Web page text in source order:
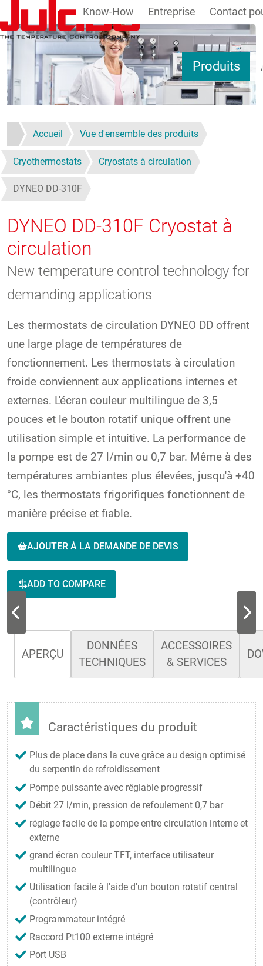
Aller au contenu principal
Produits
Know-How Entreprise Contact
Accueil Vue d'ensemble des produits
Cryothermostats Cryostats à circulation
DYNEO DD-310F
DYNEO DD-310F Cryostat à
circulation
New temperature control technology for
demanding applications
Les thermostats de circulation DYNEO DD offrent
une large plage de températures de
fonctionnement. Les thermostats à circulation
froide conviennent aux applications internes et
externes. L'écran couleur multilingue de 3,5
pouces et le bouton rotatif unique offrent une
utilisation simple et intuitive. La performance de
la pompe est de 27 l/min ou 0,7 bar. Même à des
températures ambiantes plus élevées, jusqu'à +40
°C, les thermostats frigorifiques fonctionnent de
manière précise et fiable.
AJOUTER À LA DEMANDE DE DEVIS
ADD TO COMPARE
APERÇU
DONNÉES
TECHNIQUES
ACCESSOIRES
& SERVICES
Caractéristiques du produit
Plus de place dans la cuve grâce au design optimisé
du serpentin de refroidissement
Pompe puissante avec rêglable progressif
Débit 27 l/min, pression de refoulement 0,7 bar
réglage facile de la pompe entre circulation interne et
externe
grand écran couleur TFT, interface utilisateur
multilingue
Utilisation facile à l'aide d'un bouton rotatif central
(contrôleur)
Programmateur intégré
Raccord Pt100 externe intégré
Port USB